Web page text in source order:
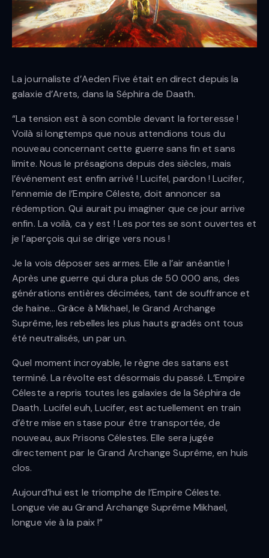
La journaliste d’Aeden Five était en direct depuis la
galaxie d’Arets, dans la Séphira de Daath.
“La tension est à son comble devant la forteresse !
Voilà si longtemps que nous attendions tous du
nouveau concernant cette guerre sans fin et sans
limite. Nous le présagions depuis des siècles, mais
l’événement est enfin arrivé ! Lucifel, pardon ! Lucifer,
l’ennemie de l’Empire Céleste, doit annoncer sa
rédemption. Qui aurait pu imaginer que ce jour arrive
enfin. La voilà, ca y est ! Les portes se sont ouvertes et
je l’aperçois qui se dirige vers nous !
Je la vois déposer ses armes. Elle a l’air anéantie !
Après une guerre qui dura plus de 50 000 ans, des
générations entières décimées, tant de souffrance et
de haine… Grâce à Mikhael, le Grand Archange
Suprême, les rebelles les plus hauts gradés ont tous
été neutralisés, un par un.
Quel moment incroyable, le règne des satans est
terminé. La révolte est désormais du passé. L’Empire
Céleste a repris toutes les galaxies de la Séphira de
Daath. Lucifel euh, Lucifer, est actuellement en train
d’être mise en stase pour être transportée, de
nouveau, aux Prisons Célestes. Elle sera jugée
directement par le Grand Archange Suprême, en huis
clos.
Aujourd’hui est le triomphe de l’Empire Céleste.
Longue vie au Grand Archange Suprême Mikhael,
longue vie à la paix !”